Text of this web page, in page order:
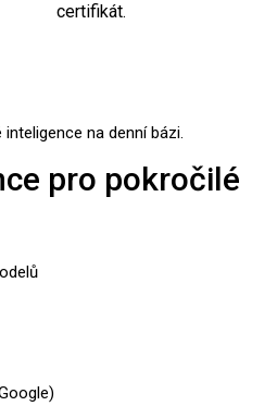
certifikát.
na denní bázi.
pro pokročilé